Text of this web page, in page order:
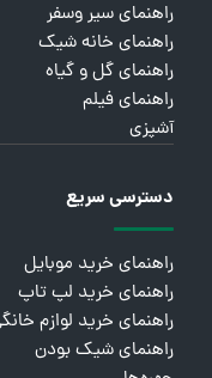
راهنمای سیر وسفر
راهنمای خانه شیک
راهنمای گل و گیاه
راهنمای فیلم
آشپزی
دسترسی سریع
راهنمای خرید موبایل
راهنمای خرید لپ تاپ
راهنمای خرید لوازم
راهنمای شیک بودن